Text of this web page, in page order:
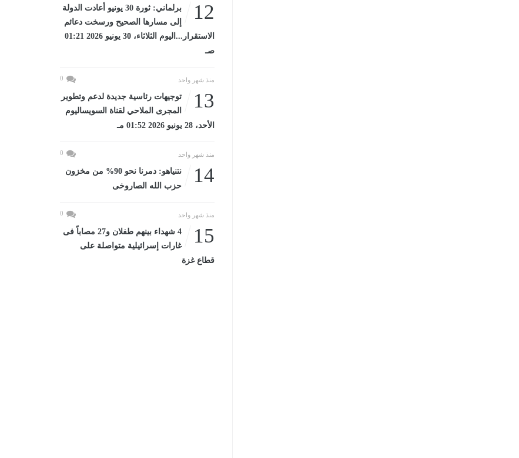
12
برلماني: ثورة 30 يونيو أعادت الدولة
إلى مسارها الصحيح ورسخت دعائم
الاستقرار...اليوم الثلاثاء، 30 يونيو 2026 01:21
صـ
منذ شهر واحد 0
13
توجيهات رئاسية جديدة لدعم وتطوير
المجرى الملاحي لقناة السويساليوم
الأحد، 28 يونيو 2026 01:52 مـ
منذ شهر واحد 0
14
نتنياهو: دمرنا نحو 90% من مخزون
حزب الله الصاروخى
منذ شهر واحد 0
15
4 شهداء بينهم طفلان و27 مصاباً فى
غارات إسرائيلية متواصلة على
قطاع غزة